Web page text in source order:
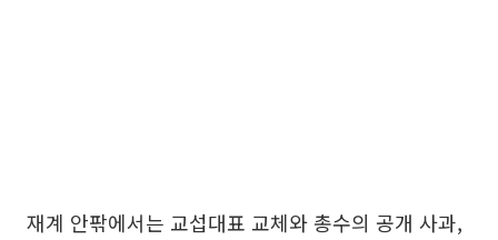
재계 안팎에서는 교섭대표 교체와 총수의 공개 사과,